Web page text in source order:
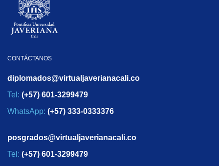
CONTÁCTANOS
diplomados@virtualjaverianacali.co
Tel: (+57) 601-3299479
WhatsApp: (+57) 333-0333376
posgrados@virtualjaverianacali.co
Tel: (+57) 601-3299479